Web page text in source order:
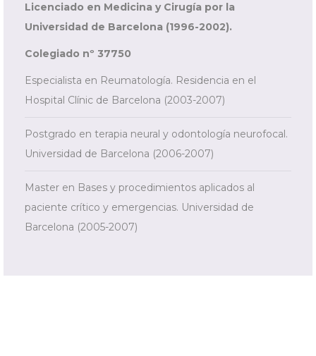
Licenciado en Medicina y Cirugía por la
Universidad de Barcelona (1996-2002).
Colegiado nº 37750
Especialista en Reumatología. Residencia en el
Hospital Clínic de Barcelona (2003-2007)
Postgrado en terapia neural y odontología neurofocal.
Universidad de Barcelona (2006-2007)
Master en Bases y procedimientos aplicados al
paciente crítico y emergencias. Universidad de
Barcelona (2005-2007)